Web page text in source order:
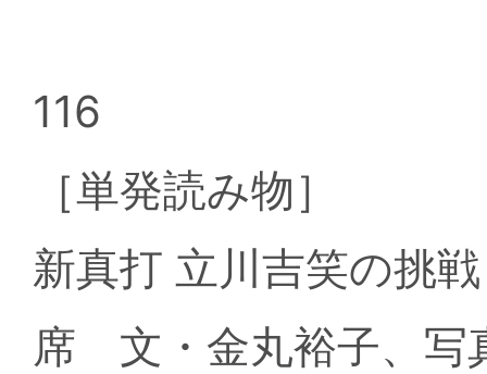
116
［単発読み物］
新真打 立川吉笑の挑
席 文・金丸裕子、写